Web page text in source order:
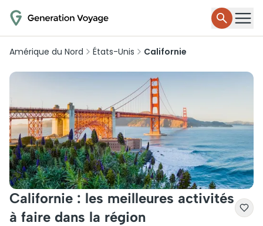
Amérique du Nord États-Unis Californie
Californie : les meilleures activités
à faire dans la région